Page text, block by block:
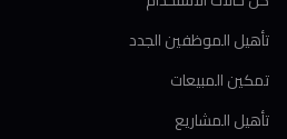
تأهيل الموظفين الجدد
تمكين المبيعات
تأهيل المشاريع